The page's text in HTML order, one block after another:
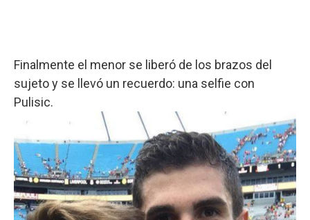
Finalmente el menor se liberó de los brazos del
sujeto y se llevó un recuerdo: una selfie con
Pulisic.